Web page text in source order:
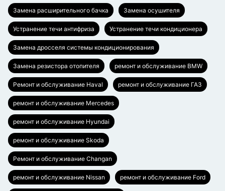
Замена расширительного бачка Замена осушителя
Устранение течи антифриза Устранение течи кондиционера
Замена дросселя системы кондиционирования
Замена резистора отопителя ремонт и обслуживание BMW
Ремонт и обслуживание Haval ремонт и обслуживание ГАЗ
ремонт и обслуживание Mercedes
ремонт и обслуживание Hyundai
ремонт и обслуживание Skoda
Ремонт и обслуживание Changan
ремонт и обслуживание Nissan ремонт и обслуживание Ford